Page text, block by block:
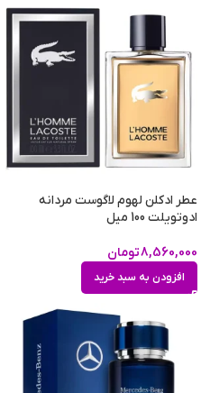
عطر ادکلن لهوم لاگوست مردانه
ادوتویلت 100 میل
8,560,000تومان
افزودن به سبد خرید